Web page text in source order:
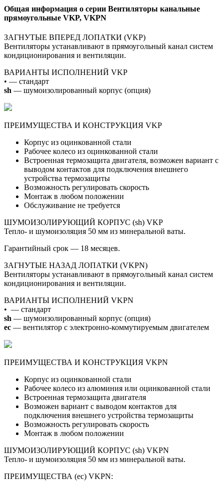
Общая информация о серии Вентиляторы канальные
прямоугольные VKP, VKPN
ЗАГНУТЫЕ ВПЕРЕД ЛОПАТКИ (VKP)
Вентиляторы устанавливают в прямоугольный канал систем
кондиционирования и вентиляции.
ВАРИАНТЫ ИСПОЛНЕНИЙ VKP
• — стандарт
sh — шумоизолированный корпус (опция)
ПРЕИМУЩЕСТВА И КОНСТРУКЦИЯ VKP
Корпус из оцинкованной стали
Рабочее колесо из оцинкованной стали
Встроенная термозащита двигателя, возможен вариант с
выводом контактов для подключения внешнего
устройства термозащиты
Возможность регулировать скорость
Монтаж в любом положении
Обслуживание не требуется
ШУМОИЗОЛИРУЮЩИЙ КОРПУС (sh) VKP
Тепло- и шумоизоляция 50 мм из минеральной ваты.
Гарантийный срок — 18 месяцев.
ЗАГНУТЫЕ НАЗАД ЛОПАТКИ (VKPN)
Вентиляторы устанавливают в прямоугольный канал систем
кондиционирования и вентиляции.
ВАРИАНТЫ ИСПОЛНЕНИЙ VKPN
• — стандарт
sh — шумоизолированный корпус (опция)
ec — вентилятор с электронно-коммутируемым двигателем
ПРЕИМУЩЕСТВА И КОНСТРУКЦИЯ VKPN
Корпус из оцинкованной стали
Рабочее колесо из алюминия или оцинкованной стали
Встроенная термозащита двигателя
Возможен вариант с выводом контактов для
подключения внешнего устройства термозащиты
Возможность регулировать скорость
Монтаж в любом положении
ШУМОИЗОЛИРУЮЩИЙ КОРПУС (sh) VKPN
Тепло- и шумоизоляция 50 мм из минеральной ваты.
ПРЕИМУЩЕСТВА (ec) VKPN: